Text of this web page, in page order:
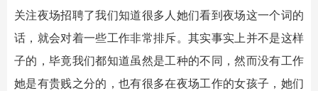
关注夜场招聘了我们知道很多人她们看到夜场这一个词的
话，就会对着一些工作非常排斥。其实事实上并不是这样
子的，毕竟我们都知道虽然是工种的不同，然而没有工作
她是有贵贱之分的，也有很多在夜场工作的女孩子，她们